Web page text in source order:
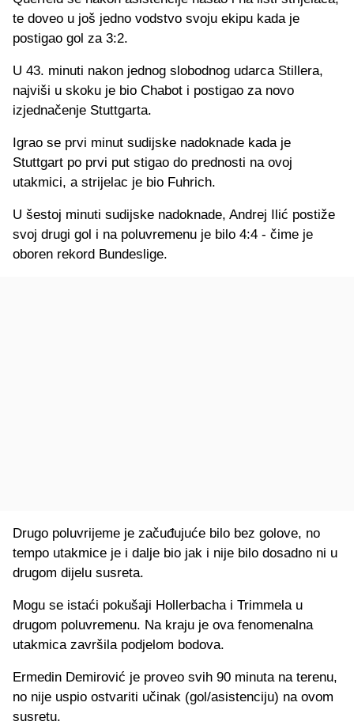
te doveo u još jedno vodstvo svoju ekipu kada je
postigao gol za 3:2.
U 43. minuti nakon jednog slobodnog udarca Stillera,
najviši u skoku je bio Chabot i postigao za novo
izjednačenje Stuttgarta.
Igrao se prvi minut sudijske nadoknade kada je
Stuttgart po prvi put stigao do prednosti na ovoj
utakmici, a strijelac je bio Fuhrich.
U šestoj minuti sudijske nadoknade, Andrej Ilić postiže
svoj drugi gol i na poluvremenu je bilo 4:4 - čime je
oboren rekord Bundeslige.
Drugo poluvrijeme je začuđujuće bilo bez golove, no
tempo utakmice je i dalje bio jak i nije bilo dosadno ni u
drugom dijelu susreta.
Mogu se istaći pokušaji Hollerbacha i Trimmela u
drugom poluvremenu. Na kraju je ova fenomenalna
utakmica završila podjelom bodova.
Ermedin Demirović je proveo svih 90 minuta na terenu,
no nije uspio ostvariti učinak (gol/asistenciju) na ovom
susretu.